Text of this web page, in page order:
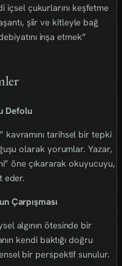
çukurlarını keşfetme
şiir ve kitleyle bağ
inşa etmek”
Defolu
tarihsel bir tepki
olarak yorumlar. Yazar,
öne çıkararak okuyucuyu,
eder.
Çarpışması
algının ötesinde bir
kendi baktığı doğru
bir perspektif sunulur.